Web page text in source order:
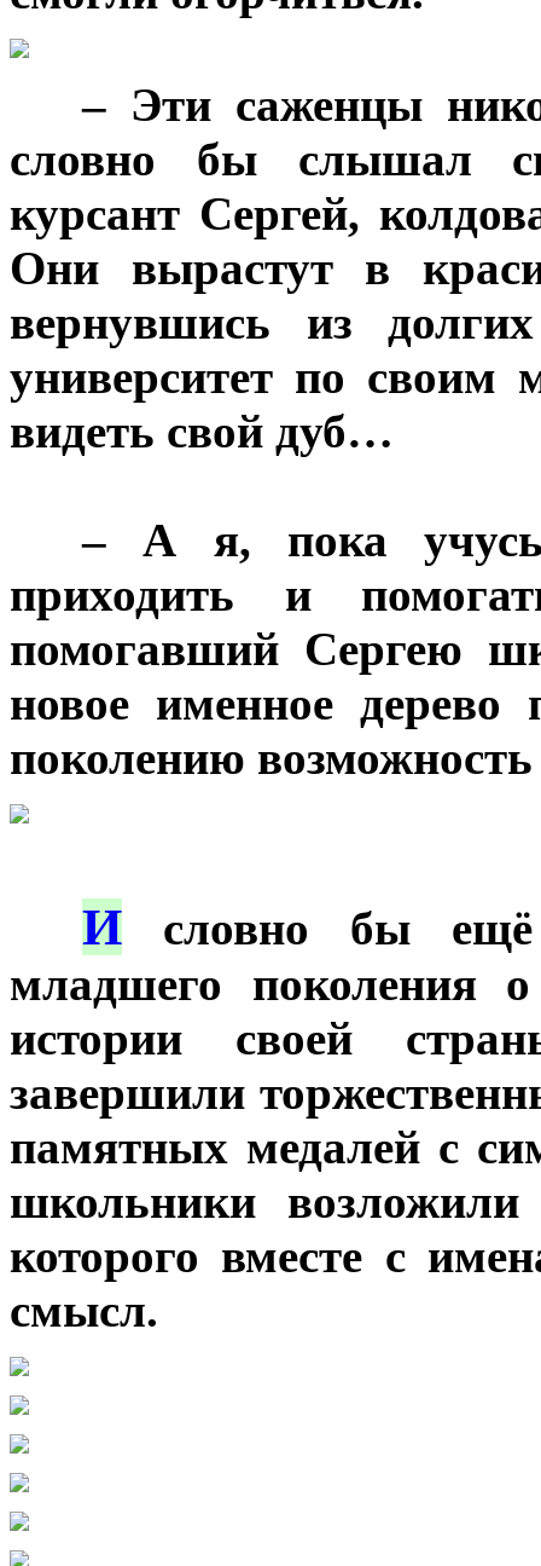
***– Эти саженцы
словно бы слышал
курсант Сергей,
Они вырастут в
вернувшись из
университет по своим
видеть свой дуб…
***– А я, пока
приходить и
помогавший Сергею
новое именное
поколению
И словно бы ещё
младшего поколения о
истории своей
завершили
памятных медалей с
школьники
которого вместе с
смысл.